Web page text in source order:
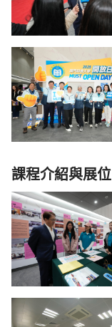
課程介紹與展位